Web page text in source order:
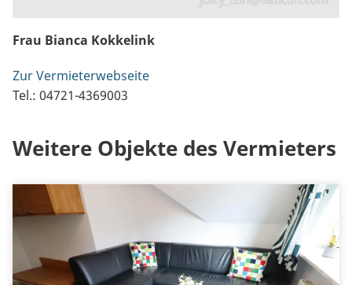
Frau Bianca Kokkelink
Zur Vermieterwebseite
Tel.: 04721-4369003
Weitere Objekte des Vermieters